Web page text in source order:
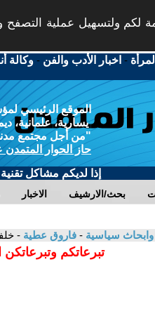
لكم ولتسهيل عملية التصفح
- اخبار الأدب والفن -وكالة
الموقع الرئيسي
يسارية، علمانية،
"من أجل مجتمع
حاز الحوار المتمدن
إذا لديكم مشاكل
الاخبار بحث/الارشيف
سياسية - فاروق عطية -
تبرعاتكم